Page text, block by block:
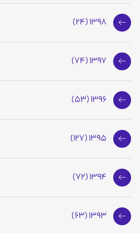
1398 (24)
1397 (74)
1396 (53)
1395 (127)
1394 (72)
1393 (63)